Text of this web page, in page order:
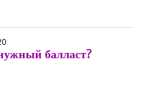
балласт?